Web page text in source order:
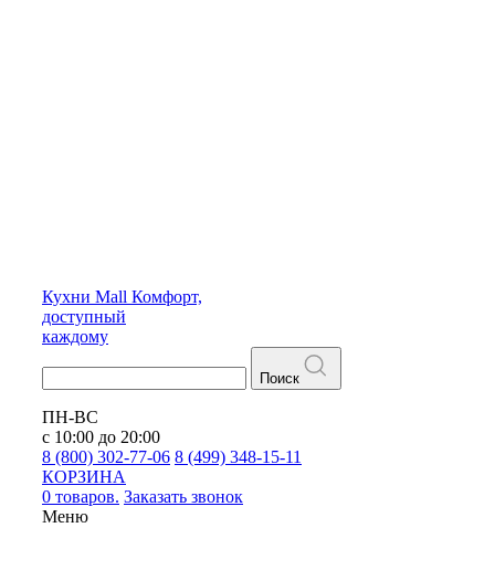
Кухни Mall Комфорт,
доступный
каждому
Поиск
ПН-ВС
с 10:00 до 20:00
8 (800) 302-77-06 8 (499) 348-15-11
КОРЗИНА
0 товаров. Заказать звонок
Меню